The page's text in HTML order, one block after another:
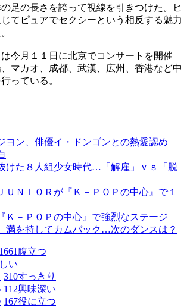
足の長さを誇って視線を引きつけた。ヒ
てピュアでセクシーという相反する魅力
今月１１日に北京でコンサートを開催
マカオ、成都、武漢、広州、香港など中
っている。
ヨン、俳優イ・ドンゴンとの熱愛認め
けた８人組少女時代…「解雇」ｖｓ「脱
ＵＮＩＯＲが『Ｋ－ＰＯＰの中心』で１
Ｋ－ＰＯＰの中心』で強烈なステージ
満を持してカムバック…次のダンスは？
1661 腹立つ
い
310すっきり
112興味深い
167役に立つ